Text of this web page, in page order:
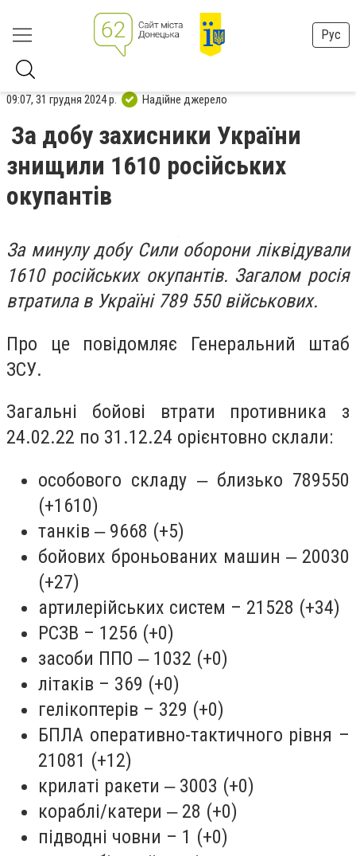
Рус
09:07, 31 грудня 2024 р. Надійне джерело
За добу захисники України
знищили 1610 російських
окупантів
За минулу добу Сили оборони ліквідували
1610 російських окупантів. Загалом росія
втратила в Україні 789 550 військових.
Про це повідомляє Генеральний штаб
ЗСУ.
Загальні бойові втрати противника з
24.02.22 по 31.12.24 орієнтовно склали:
особового складу ‒ близько 789550
(+1610)
танків ‒ 9668 (+5)
бойових броньованих машин ‒ 20030
(+27)
артилерійських систем – 21528 (+34)
РСЗВ – 1256 (+0)
засоби ППО ‒ 1032 (+0)
літаків – 369 (+0)
гелікоптерів – 329 (+0)
БПЛА оперативно-тактичного рівня –
21081 (+12)
крилаті ракети ‒ 3003 (+0)
кораблі/катери ‒ 28 (+0)
підводні човни – 1 (+0)